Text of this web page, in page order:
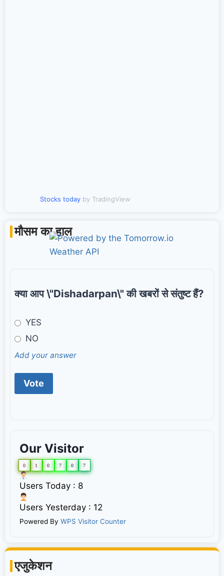
Stocks todayby TradingView
मौसम का हाल
क्या आप \"Dishadarpan\" की खबरों से संतुष्ट हैं?
YES
NO
Add your answer
Our Visitor
0 1 0 7 0 7
Users Today : 8
Users Yesterday : 12
Powered ByWPS Visitor Counter
एजुकेशन